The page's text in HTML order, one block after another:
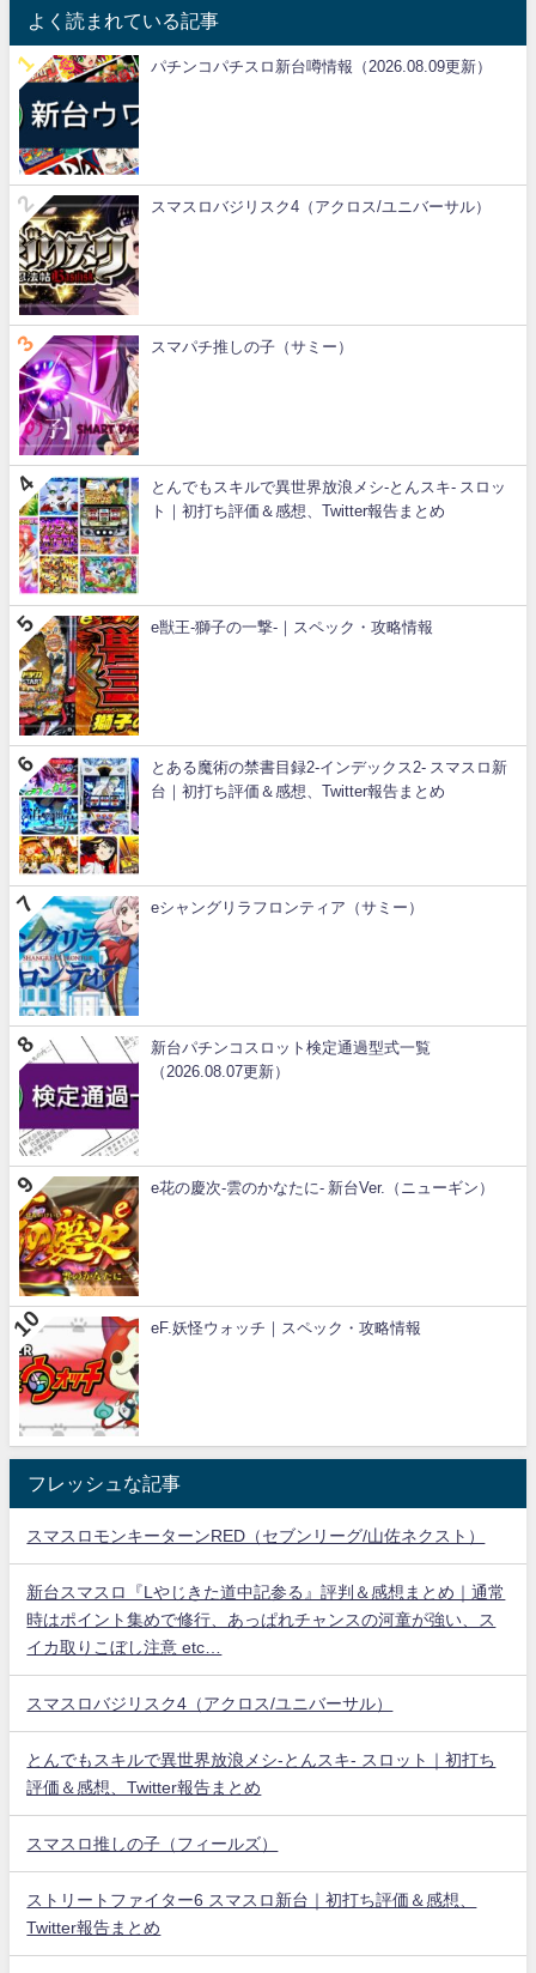
よく読まれている記事
パチンコパチスロ新台噂情報（2026.08.09更新）
スマスロバジリスク4（アクロス/ユニバーサル）
スマパチ推しの子（サミー）
とんでもスキルで異世界放浪メシ-とんスキ- スロッ
ト｜初打ち評価＆感想、Twitter報告まとめ
e獣王-獅子の一撃-｜スペック・攻略情報
とある魔術の禁書目録2-インデックス2- スマスロ新
台｜初打ち評価＆感想、Twitter報告まとめ
eシャングリラフロンティア（サミー）
新台パチンコスロット検定通過型式一覧
（2026.08.07更新）
e花の慶次-雲のかなたに- 新台Ver.（ニューギン）
eF.妖怪ウォッチ｜スペック・攻略情報
フレッシュな記事
スマスロモンキーターンRED（セブンリーグ/山佐ネクスト）
新台スマスロ『Lやじきた道中記参る』評判＆感想まとめ｜通常
時はポイント集めで修行、あっぱれチャンスの河童が強い、ス
イカ取りこぼし注意 etc…
スマスロバジリスク4（アクロス/ユニバーサル）
とんでもスキルで異世界放浪メシ-とんスキ- スロット｜初打ち
評価＆感想、Twitter報告まとめ
スマスロ推しの子（フィールズ）
ストリートファイター6 スマスロ新台｜初打ち評価＆感想、
Twitter報告まとめ